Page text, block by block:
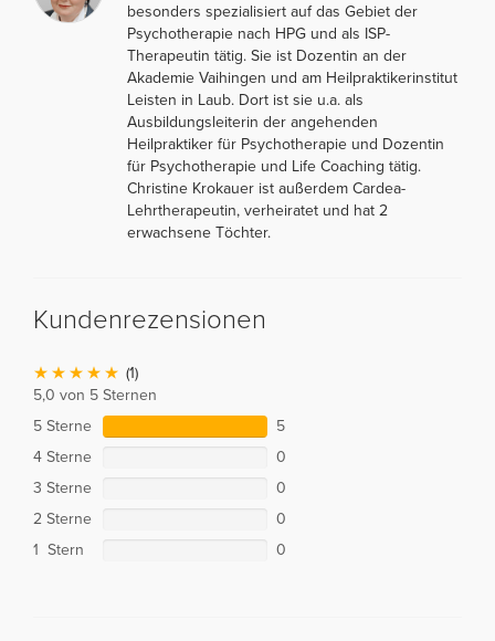
besonders spezialisiert auf das Gebiet der
Psychotherapie nach HPG und als ISP-
Therapeutin tätig. Sie ist Dozentin an der
Akademie Vaihingen und am Heilpraktikerinstitut
Leisten in Laub. Dort ist sie u.a. als
Ausbildungsleiterin der angehenden
Heilpraktiker für Psychotherapie und Dozentin
für Psychotherapie und Life Coaching tätig.
Christine Krokauer ist außerdem Cardea-
Lehrtherapeutin, verheiratet und hat 2
erwachsene Töchter.
Kundenrezensionen
(1)
5,0 von 5 Sternen
5 Sterne
5
4 Sterne
0
3 Sterne
0
2 Sterne
0
1 Stern
0